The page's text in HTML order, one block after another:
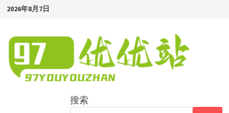
Skip
content
2026年8月7日
搜索